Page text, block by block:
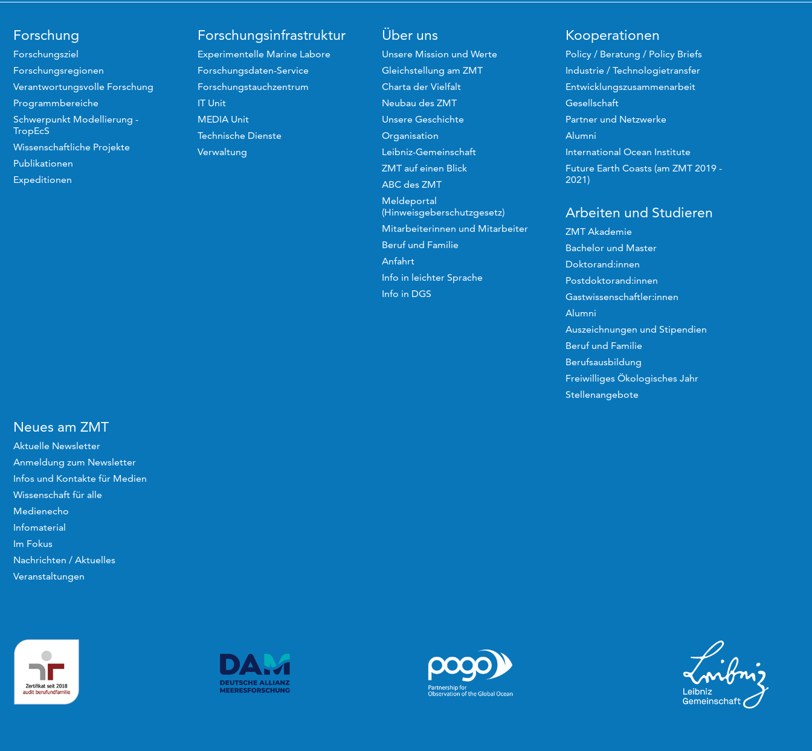
Forschung
Forschungsziel
Forschungsregionen
Verantwortungsvolle Forschung
Programmbereiche
Schwerpunkt Modellierung -
TropEcS
Wissenschaftliche Projekte
Publikationen
Expeditionen
Forschungsinfrastruktur
Experimentelle Marine Labore
Forschungsdaten-Service
Forschungstauchzentrum
IT Unit
MEDIA Unit
Technische Dienste
Verwaltung
Über uns
Unsere Mission und Werte
Gleichstellung am ZMT
Charta der Vielfalt
Neubau des ZMT
Unsere Geschichte
Organisation
Leibniz-Gemeinschaft
ZMT auf einen Blick
ABC des ZMT
Meldeportal
(Hinweisgeberschutzgesetz)
Mitarbeiterinnen und Mitarbeiter
Beruf und Familie
Anfahrt
Info in leichter Sprache
Info in DGS
Kooperationen
Policy / Beratung / Policy Briefs
Industrie / Technologietransfer
Entwicklungszusammenarbeit
Gesellschaft
Partner und Netzwerke
Alumni
International Ocean Institute
Future Earth Coasts (am ZMT 2019 -
2021)
Arbeiten und Studieren
ZMT Akademie
Bachelor und Master
Doktorand:innen
Postdoktorand:innen
Gastwissenschaftler:innen
Alumni
Auszeichnungen und Stipendien
Beruf und Familie
Berufsausbildung
Freiwilliges Ökologisches Jahr
Stellenangebote
Neues am ZMT
Aktuelle Newsletter
Anmeldung zum Newsletter
Infos und Kontakte für Medien
Wissenschaft für alle
Medienecho
Infomaterial
Im Fokus
Nachrichten / Aktuelles
Veranstaltungen